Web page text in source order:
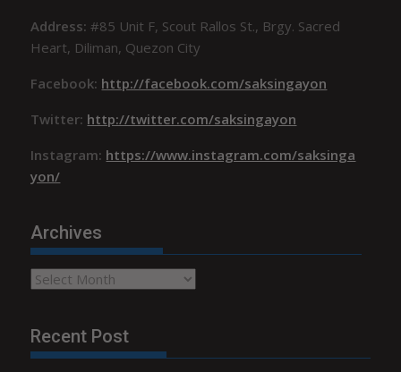
Address:#85 Unit F, Scout Rallos St., Brgy. Sacred
Heart, Diliman, Quezon City
Facebook: http://facebook.com/saksingayon
Twitter: http://twitter.com/saksingayon
Instagram: https://www.instagram.com/saksinga
yon/
Archives
Archives
Recent Post